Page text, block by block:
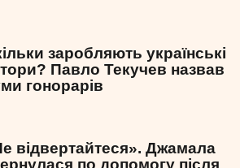
заробляють українські
Павло Текучев назвав
гонорарів
відвертайтеся». Джамала
по допомогу після